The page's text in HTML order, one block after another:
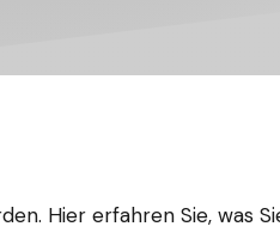
Hier erfahren Sie, was